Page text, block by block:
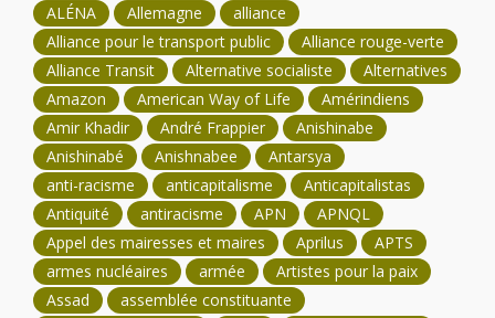
ALÉNA
Allemagne
alliance
Alliance pour le transport public
Alliance rouge-verte
Alliance Transit
Alternative socialiste
Alternatives
Amazon
American Way of Life
Amérindiens
Amir Khadir
André Frappier
Anishinabe
Anishinabé
Anishnabee
Antarsya
anti-racisme
anticapitalisme
Anticapitalistas
Antiquité
antiracisme APN
APNQL
Appel des mairesses et maires
Aprilus
APTS
armes nucléaires
armée
Artistes pour la paix
Assad
assemblée constituante